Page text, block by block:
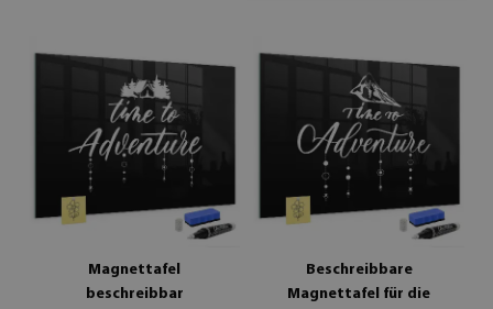
Magnettafel
beschreibbar
Beschreibbare
Magnettafel für die